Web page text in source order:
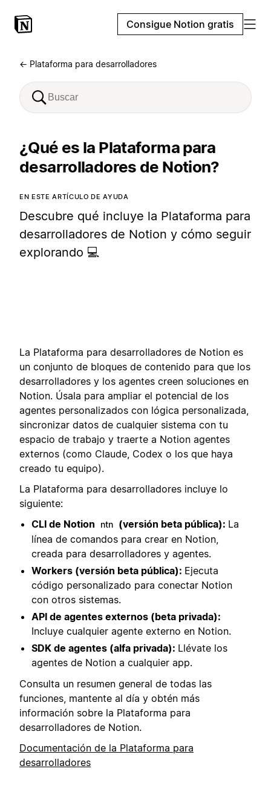
Consigue Notion gratis
← Plataforma para desarrolladores
¿Qué es la Plataforma para
desarrolladores de Notion?
EN ESTE ARTÍCULO DE AYUDA
Descubre qué incluye la Plataforma para
desarrolladores de Notion y cómo seguir
explorando 💻
La Plataforma para desarrolladores de Notion es
un conjunto de bloques de contenido para que los
desarrolladores y los agentes creen soluciones en
Notion. Úsala para ampliar el potencial de los
agentes personalizados con lógica personalizada,
sincronizar datos de cualquier sistema con tu
espacio de trabajo y traerte a Notion agentes
externos (como Claude, Codex o los que haya
creado tu equipo).
La Plataforma para desarrolladores incluye lo
siguiente:
CLI de Notion
ntn (versión beta pública): La
línea de comandos para crear en Notion,
creada para desarrolladores y agentes.
Workers (versión beta pública): Ejecuta
código personalizado para conectar Notion
con otros sistemas.
API de agentes externos (beta privada):
Incluye cualquier agente externo en Notion.
SDK de agentes (alfa privada): Llévate los
agentes de Notion a cualquier app.
Consulta un resumen general de todas las
funciones, mantente al día y obtén más
información sobre la Plataforma para
desarrolladores de Notion.
Documentación de la Plataforma para
desarrolladores